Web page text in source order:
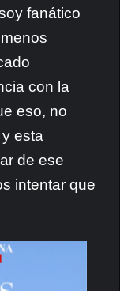
fanático
con la
eso, no
esta
de ese
intentar que